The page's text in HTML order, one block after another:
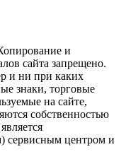
и
сайта запрещено.
и ни при каких
знаки, торговые
на сайте,
собственностью
сервисным центром и